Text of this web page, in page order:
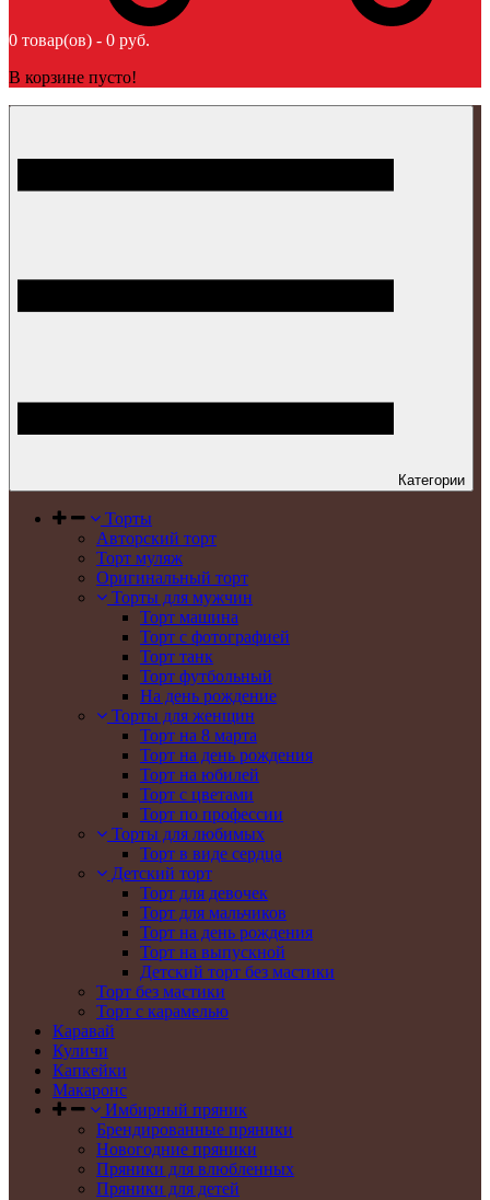
0 товар(ов) - 0 руб.
В корзине пусто!
Категории
Торты
Авторский торт
Торт муляж
Оригинальный торт
Торты для мужчин
Торт машина
Торт с фотографией
Торт танк
Торт футбольный
На день рождение
Торты для женщин
Торт на 8 марта
Торт на день рождения
Торт на юбилей
Торт с цветами
Торт по профессии
Торты для любимых
Торт в виде сердца
Детский торт
Торт для девочек
Торт для мальчиков
Торт на день рождения
Торт на выпускной
Детский торт без мастики
Торт без мастики
Торт с карамелью
Каравай
Куличи
Капкейки
Макаронс
Имбирный пряник
Брендированные пряники
Новогодние пряники
Пряники для влюбленных
Пряники для детей